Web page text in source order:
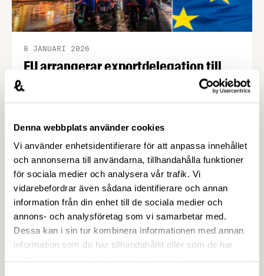
Denna webbplats använder cookies
Vi använder enhetsidentifierare för att anpassa innehållet
och annonserna till användarna, tillhandahålla funktioner
för sociala medier och analysera vår trafik. Vi
vidarebefordrar även sådana identifierare och annan
information från din enhet till de sociala medier och
annons- och analysföretag som vi samarbetar med.
Dessa kan i sin tur kombinera informationen med annan
information som du har tillhandahållit eller som de har
EU arrangerar exportdelegation till
8 JANUARI 2026
EU-kommissionär Christophe Hansen leder i maj
stärka samarbetet och öka exportmöjligheterna
för europeiska livsmedelsföretag. Besöket
fokuserar på att öka marknadstillgången och
skapa nya affärskontakter mellan EU och Thailand
– och svenska företag har chansen att delta.